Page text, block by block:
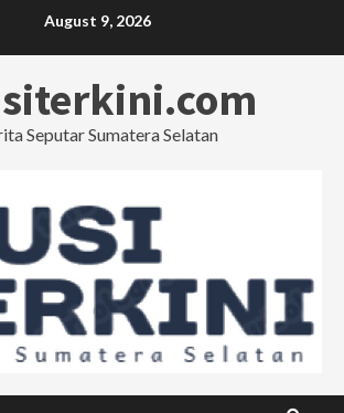
August 9, 2026
Seputar Sumatera Selatan